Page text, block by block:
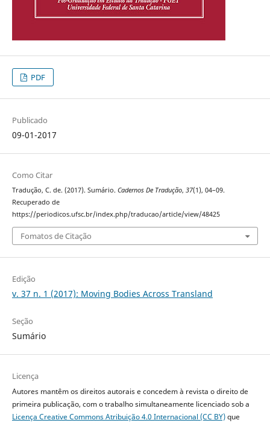
PDF
Publicado
09-01-2017
Como Citar
Tradução, C. de. (2017). Sumário. Cadernos De Tradução, 37(1), 04–09.
Recuperado de
https://periodicos.ufsc.br/index.php/traducao/article/view/48425
Fomatos de Citação
Edição
v. 37 n. 1 (2017): Moving Bodies Across Transland
Seção
Sumário
Licença
Autores mantêm os direitos autorais e concedem à revista o direito de
primeira publicação, com o trabalho simultaneamente licenciado sob a
Licença Creative Commons Atribuição 4.0 Internacional (CC BY)que